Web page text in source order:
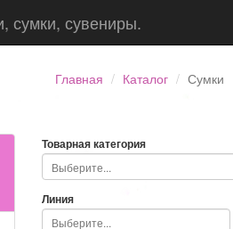
сумки, сувениры.
Главная Каталог Сумки
Товарная категория
Линия